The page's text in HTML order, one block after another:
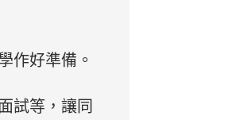
作好準備。
試等，讓同